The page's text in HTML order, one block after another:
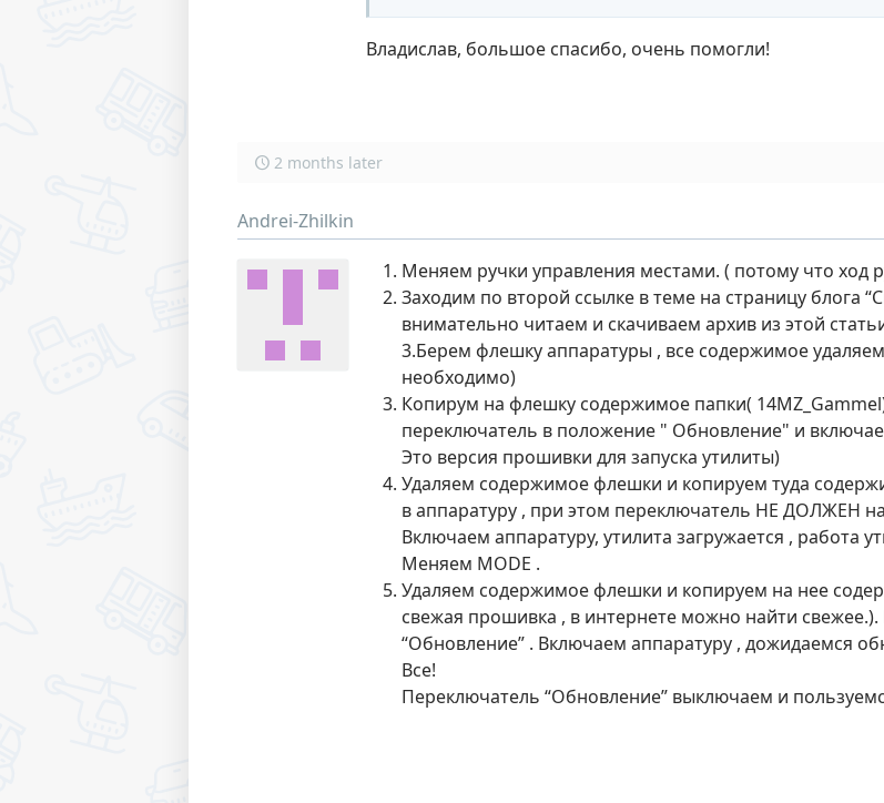
Владислав, большое спасибо, очень помогли!
2 months later
Andrei-Zhilkin
Меняем ручки управления местами. ( потому что ход
Заходим по второй ссылке в теме на страницу блога
внимательно читаем и скачиваем архив из этой
3.Берем флешку аппаратуры , все содержимое
необходимо)
Копирум на флешку содержимое папки(
переключатель в положение " Обновление" и
Это версия прошивки для запуска утилиты)
Удаляем содержимое флешки и копируем туда
в аппаратуру , при этом переключатель НЕ ДОЛЖЕН
Включаем аппаратуру, утилита загружается , работа
Меняем MODE .
Удаляем содержимое флешки и копируем на нее
свежая прошивка , в интернете можно найти
“Обновление” . Включаем аппаратуру , дожидаемся
Все!
Переключатель “Обновление” выключаем и